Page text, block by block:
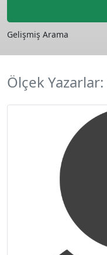
Gelişmiş Arama
Ölçek Yazarlar: